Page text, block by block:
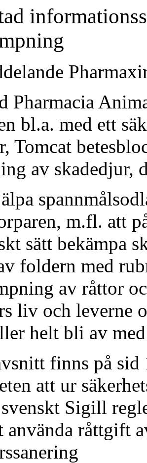
Pharmacia
bl.a. med ett
Tomcat
av skadedjur,
m.fl. att
sätt bekämpa
foldern med
av råttor
liv och leverne
helt bli av
finns på sid
att ur
Sigill
använda råttgift